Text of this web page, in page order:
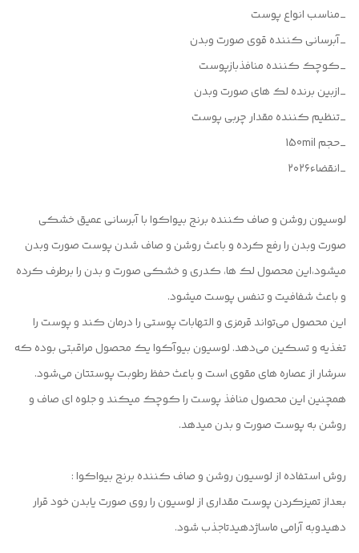
_مناسب انواع پوست
_آبرسانی کننده قوی صورت وبدن
_کوچک کننده منافذبازپوست
_ازبین برنده لک های صورت وبدن
_تنظیم کننده مقدار چربی پوست
_حجم 150mil
_انقضاء۲۰۲۶
لوسیون روشن و صاف کننده برنج بیواکوا با آبرسانی عمیق خشکی
صورت وبدن را رفع کرده و باعث روشن و صاف شدن پوست صورت وبدن
میشود،این محصول لک ها، کدری و خشکی صورت و بدن را برطرف کرده
و باعث شفافیت و تنفس پوست میشود.
این محصول می‌تواند قرمزی و التهابات پوستی را درمان کند و پوست را
تغذیه و تسکین می‌دهد. لوسیون بیوآکوا یک محصول مراقبتی بوده که
سرشار از عصاره‌ های مقوی است و باعث حفظ رطوبت پوستتان می‌شود.
همچنین این محصول منافذ پوست را کوچک میکند و جلوه ای صاف و
روشن به پوست صورت و بدن میدهد.
روش استفاده از لوسیون روشن و صاف کننده برنج بیواکوا :
بعداز تمیزکردن پوست مقداری از لوسیون را روی صورت یابدن خود قرار
دهیدوبه آرامی ماساژدهیدتاجذب شود.